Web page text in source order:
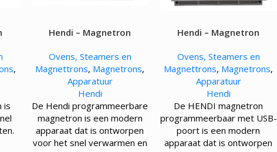
Pizza werkbanken zonder koeling
,
is
Hendi – Magnetron
3000W
Ovens, Steamers en
Magnettrons, Magnetrons,
Apparatuur
Hendi
De Hendi programmeerbare
magnetron is een modern
apparaat dat is ontworpen
voor het snel verwarmen en
Hendi – Magnetron
USB-poort – 3000W
Ovens, Steamers en
Magnettrons, Magnetrons,
Apparatuur
Hendi
De HENDI magnetron
programmeerbaar met USB-
poort is een modern
apparaat dat is ontworpen